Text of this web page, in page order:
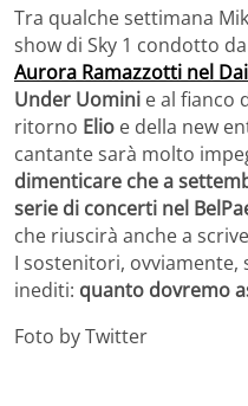
Tra qualche settimana
show di Sky 1 condotto
Aurora Ramazzotti nel
Under Uomini e al fianco
ritorno Elio e della new
cantante sarà molto
dimenticare che a
serie di concerti nel
che riuscirà anche a
I sostenitori,
inediti: quanto dovremo
Foto by Twitter